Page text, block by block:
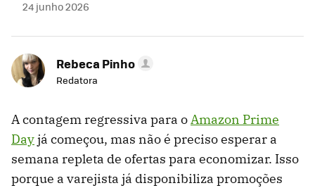
24 junho 2026
Rebeca Pinho
Redatora
A contagem regressiva para oAmazon Prime
Dayjá começou, mas não é preciso esperar a
semana repleta de ofertas para economizar. Isso
porque a varejista já disponibiliza promoções